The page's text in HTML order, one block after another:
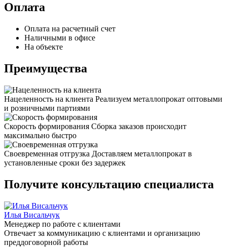
Оплата
Оплата на расчетный счет
Наличными в офисе
На объекте
Преимущества
Нацеленность на клиента Реализуем металлопрокат оптовыми
и розничными партиями
Скорость формирования Сборка заказов происходит
максимально быстро
Своевременная отгрузка Доставляем металлопрокат в
установленные сроки без задержек
Получите консультацию специалиста
Илья Висальчук
Менеджер по работе с клиентами
Отвечает за коммуникацию с клиентами и организацию
преддоговорной работы